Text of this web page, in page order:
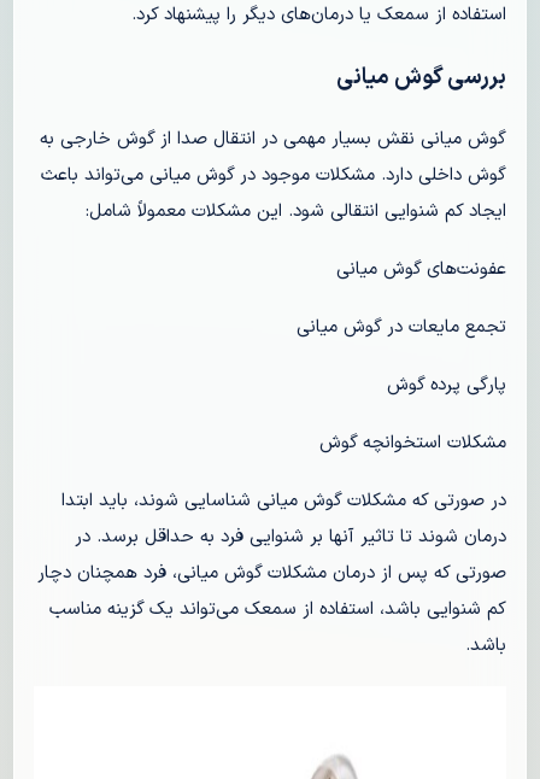
استفاده از سمعک یا درمان‌های دیگر را پیشنهاد کرد.
بررسی گوش میانی
گوش میانی نقش بسیار مهمی در انتقال صدا از گوش خارجی به
گوش داخلی دارد. مشکلات موجود در گوش میانی می‌تواند باعث
ایجاد کم شنوایی انتقالی شود. این مشکلات معمولاً شامل:
عفونت‌های گوش میانی
تجمع مایعات در گوش میانی
پارگی پرده گوش
مشکلات استخوانچه گوش
در صورتی که مشکلات گوش میانی شناسایی شوند، باید ابتدا
درمان شوند تا تاثیر آنها بر شنوایی فرد به حداقل برسد. در
صورتی که پس از درمان مشکلات گوش میانی، فرد همچنان دچار
کم شنوایی باشد، استفاده از سمعک می‌تواند یک گزینه مناسب
باشد.